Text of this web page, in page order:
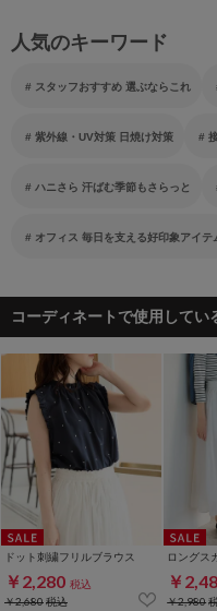
人気のキーワード
スタッフおすすめ 選ぶならこれ
紫外線・UV対策 日焼け対策
ハニさら 汗ばむ季節もさらっと
オフィス 毎日を支える好印象アイテ
コーディネートで使用してい
ドット刺繍フリルブラウス
￥2,280 税込
￥2,680税込
ロングス
￥
￥2,980